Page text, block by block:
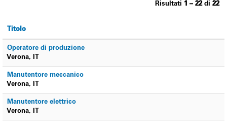
Risultati 1 – 22di 22
Titolo
Operatore di produzione
Verona, IT
Manutentore meccanico
Verona, IT
Manutentore elettrico
Verona, IT